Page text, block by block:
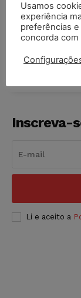
Inscreva-
Li e aceito a
Usamos
experiência
preferências e
concorda com